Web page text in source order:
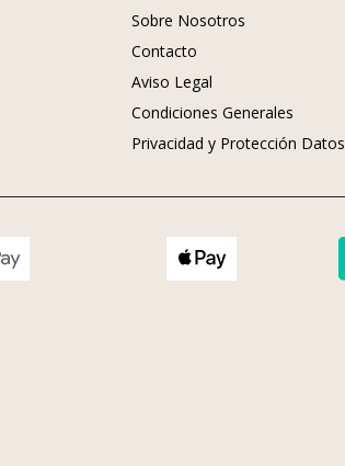
Sobre Nosotros
Contacto
Aviso Legal
Condiciones Generales
Privacidad y Protección Datos